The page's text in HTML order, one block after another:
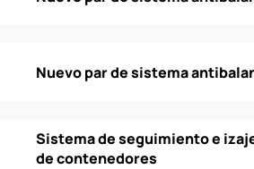
Nuevo par de sistema
Sistema de seguimiento e
de contenedores